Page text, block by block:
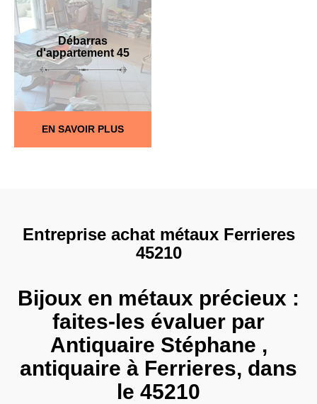
Débarras
d'appartement 45
EN SAVOIR PLUS
Entreprise achat métaux Ferrieres
45210
Bijoux en métaux précieux :
faites-les évaluer par
Antiquaire Stéphane ,
antiquaire à Ferrieres, dans
le 45210